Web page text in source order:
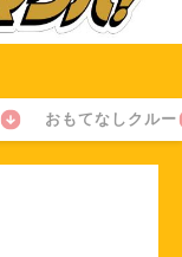
おもてなしクルー